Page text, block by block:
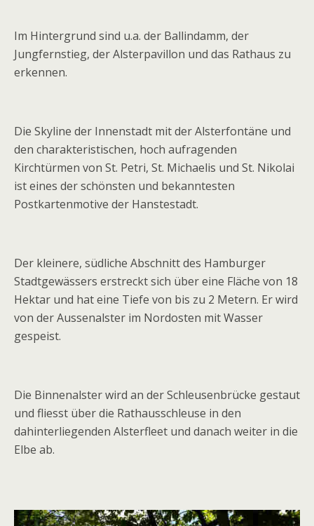
Im Hintergrund sind u.a. der Ballindamm, der
Jungfernstieg, der Alsterpavillon und das Rathaus zu
erkennen.
Die Skyline der Innenstadt mit der Alsterfontäne und
den charakteristischen, hoch aufragenden
Kirchtürmen von St. Petri, St. Michaelis und St. Nikolai
ist eines der schönsten und bekanntesten
Postkartenmotive der Hanstestadt.
Der kleinere, südliche Abschnitt des Hamburger
Stadtgewässers erstreckt sich über eine Fläche von 18
Hektar und hat eine Tiefe von bis zu 2 Metern. Er wird
von der Aussenalster im Nordosten mit Wasser
gespeist.
Die Binnenalster wird an der Schleusenbrücke gestaut
und fliesst über die Rathausschleuse in den
dahinterliegenden Alsterfleet und danach weiter in die
Elbe ab.